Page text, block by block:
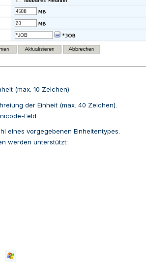
(max. 10 Zeichen)
der Einheit (max. 40 Zeichen).
Feld.
eines vorgegebenen Einheitentypes.
werden unterstützt: